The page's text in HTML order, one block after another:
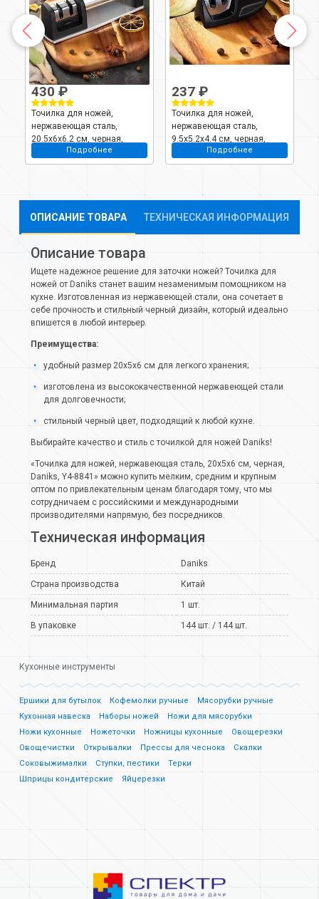
430 ₽
Точилка для ножей,
нержавеющая сталь,
20.5х6х6.2 см, черная,
Daniks, S-Z58310
Подробнее
237 ₽
Точилка для ножей,
нержавеющая сталь,
9.5х5.2х4.4 см, черная,
Daniks, S-Z58315A
Подробнее
ОПИСАНИЕ ТОВАРА ТЕХНИЧЕСКАЯ ИНФОРМАЦИЯ
Описание товара
Ищете надежное решение для заточки ножей? Точилка для
ножей от Daniks станет вашим незаменимым помощником на
кухне. Изготовленная из нержавеющей стали, она сочетает в
себе прочность и стильный черный дизайн, который идеально
впишется в любой интерьер.
Преимущества:
удобный размер 20х5х6 см для легкого хранения;
изготовлена из высококачественной нержавеющей стали
для долговечности;
стильный черный цвет, подходящий к любой кухне.
Выбирайте качество и стиль с точилкой для ножей Daniks!
«Точилка для ножей, нержавеющая сталь, 20х5х6 см, черная,
Daniks, Y4-8841» можно купить мелким, средним и крупным
оптом по привлекательным ценам благодаря тому, что мы
сотрудничаем с российскими и международными
производителями напрямую, без посредников.
Техническая информация
Бренд Daniks
Страна производства Китай
Минимальная партия 1 шт.
В упаковке 144 шт. / 144 шт.
Кухонные инструменты
Ершики для бутылок Кофемолки ручные
Мясорубки ручные
Кухонная навеска
Наборы ножей
Ножи для мясорубки
Ножи кухонные
Ножеточки Ножницы кухонные
Овощерезки
Овощечистки
Открывалки Прессы для чеснока
Скалки
Соковыжималки
Ступки, пестики
Терки
Шприцы кондитерские
Яйцерезки